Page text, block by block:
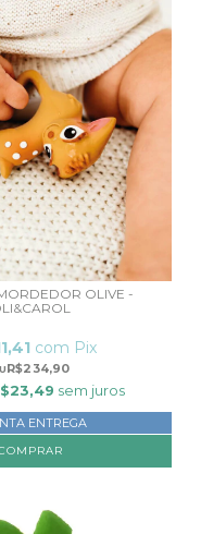
OLIVE -
R$234,90
com Pix
sem juros
ENTREGA